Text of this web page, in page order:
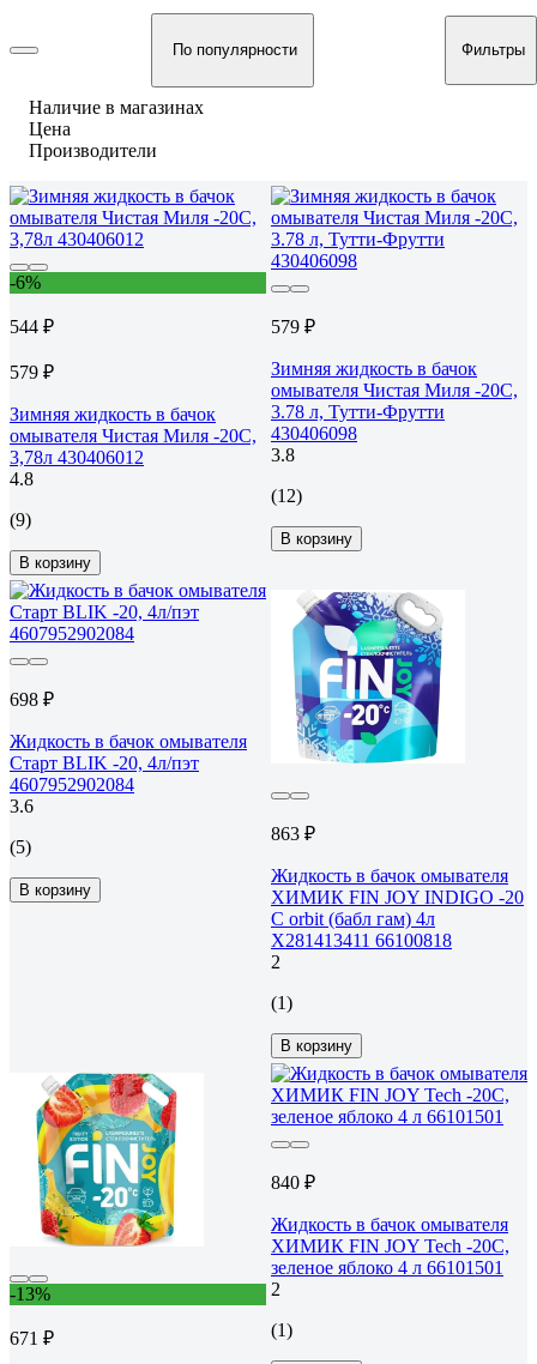
По популярности Фильтры
Наличие в магазинах
Цена
Производители
-6%
544 ₽
579 ₽
Зимняя жидкость в бачок
омывателя Чистая Миля -20C,
3,78л 430406012
4.8
(9)
В корзину
579 ₽
Зимняя жидкость в бачок
омывателя Чистая Миля -20C,
3.78 л, Тутти-Фрутти
430406098
3.8
(12)
В корзину
698 ₽
Жидкость в бачок омывателя
Старт BLIK -20, 4л/пэт
4607952902084
3.6
(5)
В корзину
863 ₽
Жидкость в бачок омывателя
ХИМИК FIN JOY INDIGO -20
С orbit (бабл гам) 4л
X281413411 66100818
2
(1)
В корзину
-13%
671 ₽
840 ₽
Жидкость в бачок омывателя
ХИМИК FIN JOY Tech -20С,
зеленое яблоко 4 л 66101501
2
(1)